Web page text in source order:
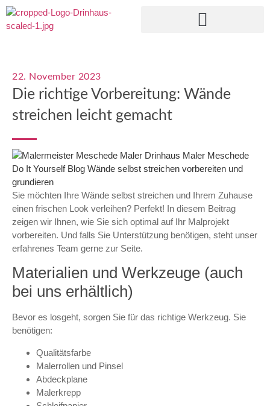
22. November 2023
Die richtige Vorbereitung: Wände
streichen leicht gemacht
Sie möchten Ihre Wände selbst streichen und Ihrem Zuhause
einen frischen Look verleihen? Perfekt! In diesem Beitrag
zeigen wir Ihnen, wie Sie sich optimal auf Ihr Malprojekt
vorbereiten. Und falls Sie Unterstützung benötigen, steht unser
erfahrenes Team gerne zur Seite.
Materialien und Werkzeuge (auch
bei uns erhältlich)
Bevor es losgeht, sorgen Sie für das richtige Werkzeug. Sie
benötigen:
Qualitätsfarbe
Malerrollen und Pinsel
Abdeckplane
Malerkrepp